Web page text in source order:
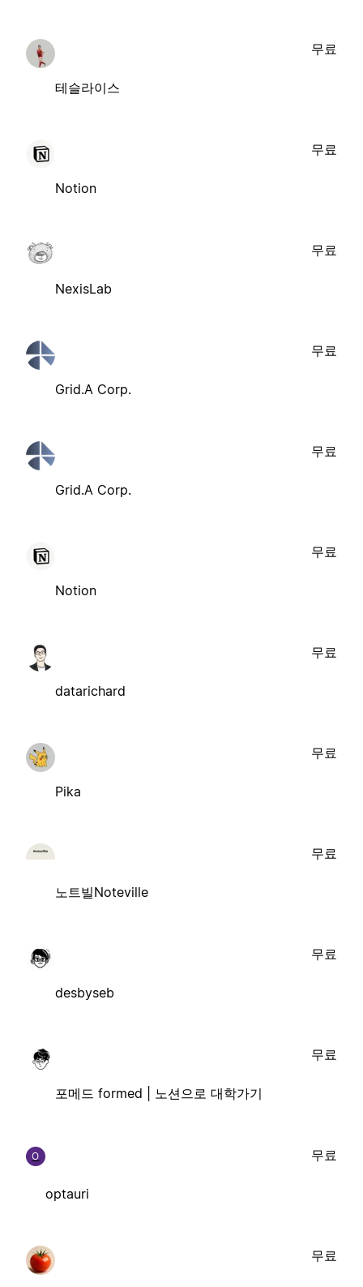
테슬라이스
무료
Notion
무료
NexisLab
무료
Grid.A Corp.
무료
Grid.A Corp.
무료
Notion
무료
datarichard
무료
Pika
무료
노트빌Noteville
무료
desbyseb
무료
포메드 formed | 노션으로 대학가기
무료
O
optauri
무료
무료